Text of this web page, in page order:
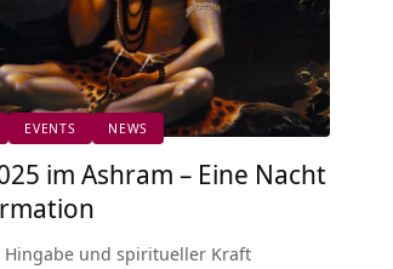
EVENTS NEWS
im Ashram – Eine Nacht
Hingabe und spiritueller Kraft